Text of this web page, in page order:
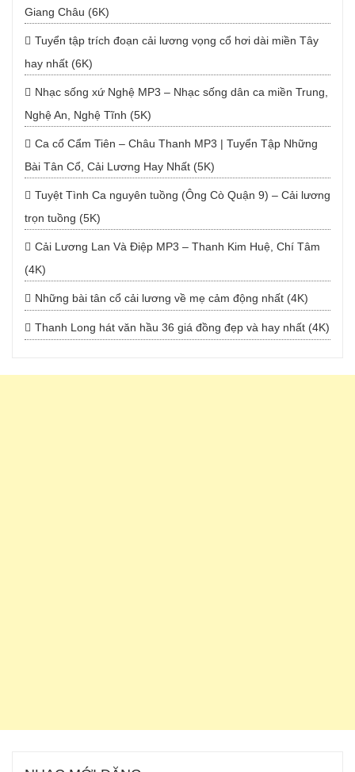
Giang Châu (6K)
Tuyển tập trích đoạn cải lương vọng cổ hơi dài miền Tây
hay nhất (6K)
Nhạc sống xứ Nghệ MP3 – Nhạc sống dân ca miền Trung,
Nghệ An, Nghệ Tĩnh (5K)
Ca cổ Cẩm Tiên – Châu Thanh MP3 | Tuyển Tập Những
Bài Tân Cổ, Cải Lương Hay Nhất (5K)
Tuyệt Tình Ca nguyên tuồng (Ông Cò Quận 9) – Cải lương
trọn tuồng (5K)
Cải Lương Lan Và Điệp MP3 – Thanh Kim Huệ, Chí Tâm
(4K)
Những bài tân cổ cải lương về mẹ cảm động nhất (4K)
Thanh Long hát văn hầu 36 giá đồng đẹp và hay nhất (4K)